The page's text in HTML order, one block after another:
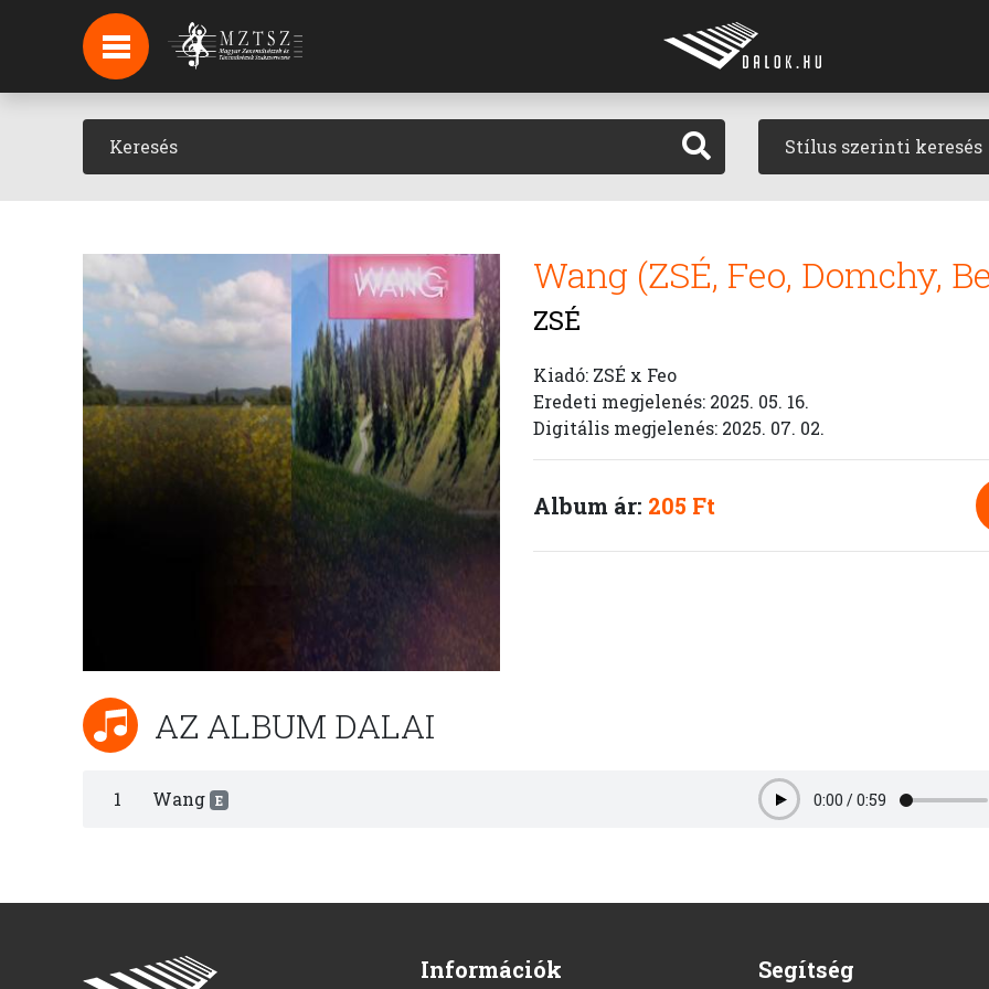
HÍREK
HÍRLEVÉL FELIRATKOZÁS
PODCAST Stílus szerinti keresés
Wang (ZSÉ, Feo, Domchy,
ZSÉ
Kiadó: ZSÉ x Feo
Eredeti megjelenés: 2025. 05. 16.
Digitális megjelenés: 2025. 07. 02.
Album ár: 205 Ft
AZ ALBUM DALAI
1 Wang E Play0:00 /0:59
Információk Segítség